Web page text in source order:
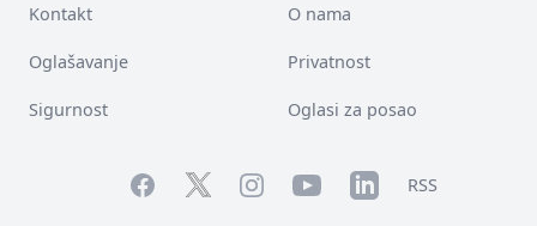
Kontakt O nama
Oglašavanje Privatnost
Sigurnost Oglasi za posao
FacebookTwitterInstagramYouTubeLinkedInRSS